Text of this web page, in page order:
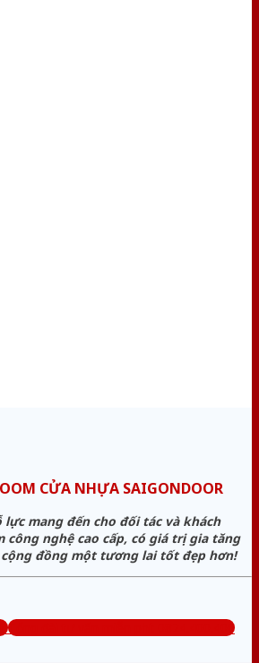
CỬA NHỰA SAIGONDOOR
lực mang đến cho đối tác và khách
công nghệ cao cấp, có giá trị gia tăng
đồng một tương lai tốt đẹp hơn!
Tổng đài tư vấn miễn phí: 0824.400.400